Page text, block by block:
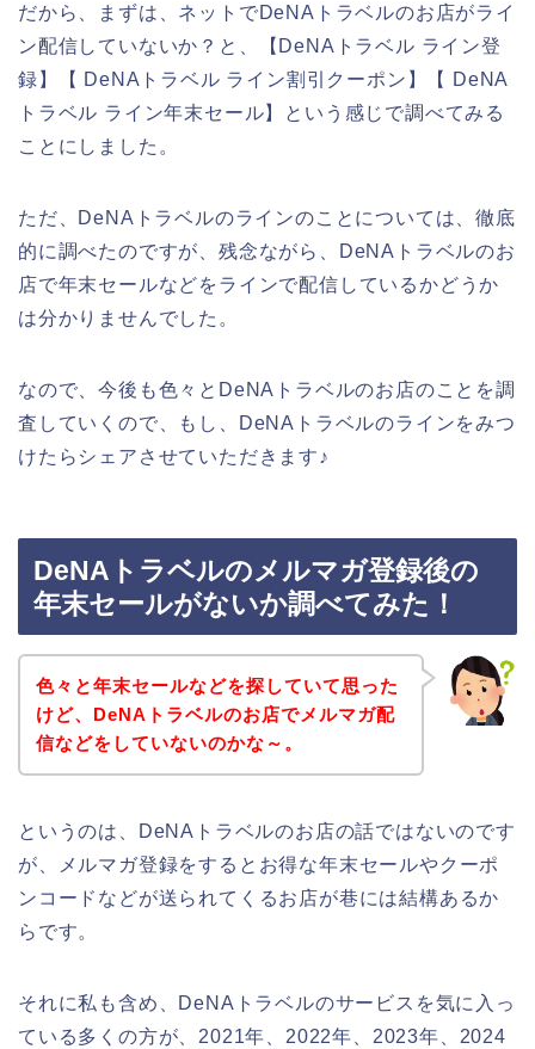
だから、まずは、ネットでDeNAトラベルのお店がライ
ン配信していないか？と、【DeNAトラベル ライン登
録】【 DeNAトラベル ライン割引クーポン】【 DeNA
トラベル ライン年末セール】という感じで調べてみる
ことにしました。
ただ、DeNAトラベルのラインのことについては、徹底
的に調べたのですが、残念ながら、DeNAトラベルのお
店で年末セールなどをラインで配信しているかどうか
は分かりませんでした。
なので、今後も色々とDeNAトラベルのお店のことを調
査していくので、もし、DeNAトラベルのラインをみつ
けたらシェアさせていただきます♪
DeNAトラベルのメルマガ登録後の
年末セールがないか調べてみた！
色々と年末セールなどを探していて思った
けど、DeNAトラベルのお店でメルマガ配
信などをしていないのかな～。
というのは、DeNAトラベルのお店の話ではないのです
が、メルマガ登録をするとお得な年末セールやクーポ
ンコードなどが送られてくるお店が巷には結構あるか
らです。
それに私も含め、DeNAトラベルのサービスを気に入っ
ている多くの方が、2021年、2022年、2023年、2024